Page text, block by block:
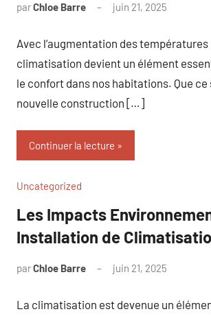
parChloe Barre juin 21, 2025
Avec l’augmentation des
climatisation devient un élément
le confort dans nos habitations. Que ce
nouvelle construction […]
Continuer la lecture
Uncategorized
Les Impacts
Installation de
parChloe Barre juin 21, 2025
La climatisation est devenue un